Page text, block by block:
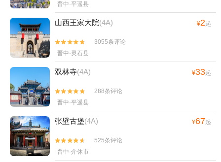
晋中·平遥县
山西王家大院(4A) ¥2起


3055条评论
晋中·灵石县
双林寺(4A) ¥33起


288条评论
晋中·平遥县
张壁古堡(4A) ¥67起


525条评论
晋中·介休市